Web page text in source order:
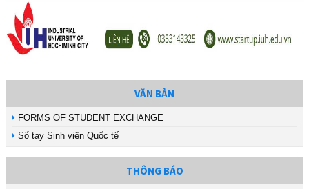
VĂN BẢN
FORMS OF STUDENT EXCHANGE
Sổ tay Sinh viên Quốc tế
THÔNG BÁO